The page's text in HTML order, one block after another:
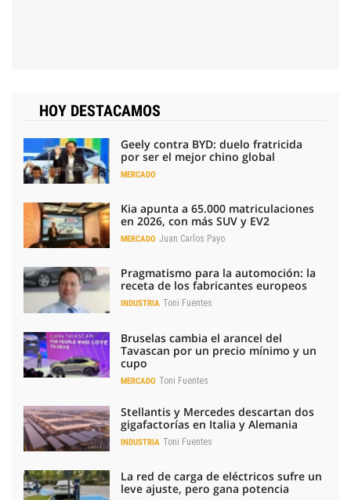
HOY DESTACAMOS
Geely contra BYD: duelo fratricida
por ser el mejor chino global
MERCADO
Kia apunta a 65.000 matriculaciones
en 2026, con más SUV y EV2
MERCADO Juan Carlos Payo
Pragmatismo para la automoción: la
receta de los fabricantes europeos
INDUSTRIA Toni Fuentes
Bruselas cambia el arancel del
Tavascan por un precio mínimo y un
cupo
MERCADO Toni Fuentes
Stellantis y Mercedes descartan dos
gigafactorías en Italia y Alemania
INDUSTRIA Toni Fuentes
La red de carga de eléctricos sufre un
leve ajuste, pero gana potencia